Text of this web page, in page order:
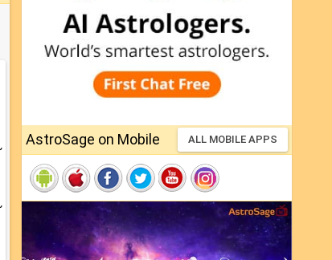
AstroSage on Mobile ALL MOBILE APPS